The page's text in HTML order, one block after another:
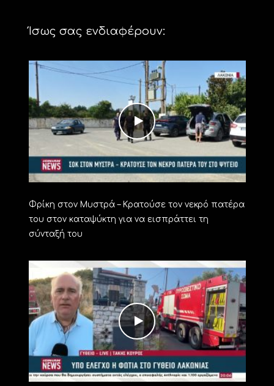
Ίσως σας ενδιαφέρουν:
Φρίκη στον Μυστρά – Κρατούσε τον νεκρό πατέρα
του στον καταψύκτη για να εισπράττει τη
σύνταξή του